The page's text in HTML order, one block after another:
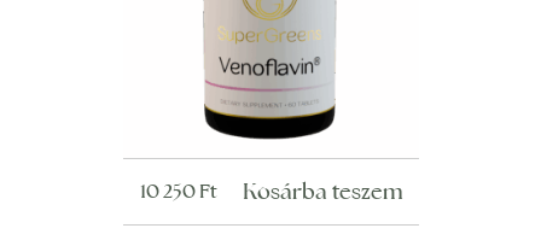
10 250Ft Kosárba teszem